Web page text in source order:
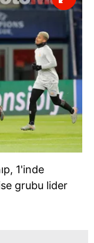
1'inde
grubu lider